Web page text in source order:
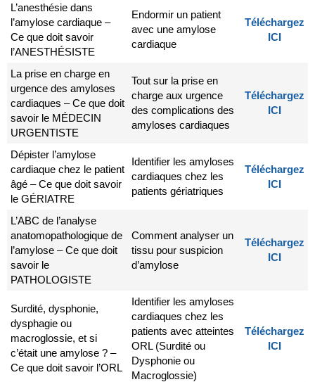
L’anesthésie dans
l’amylose cardiaque –
Ce que doit savoir
l’ANESTHÉSISTE
Endormir un patient
avec une amylose
cardiaque
Téléchargez
ICI
La prise en charge en
urgence des amyloses
cardiaques – Ce que doit
savoir le MÉDECIN
URGENTISTE
Tout sur la prise en
charge aux urgence
des complications des
amyloses cardiaques
Téléchargez
ICI
Dépister l’amylose
cardiaque chez le patient
âgé – Ce que doit savoir
le GÉRIATRE
Identifier les amyloses
cardiaques chez les
patients gériatriques
Téléchargez
ICI
L’ABC de l’analyse
anatomopathologique de
l’amylose – Ce que doit
savoir le
PATHOLOGISTE
Comment analyser un
tissu pour suspicion
d’amylose
Téléchargez
ICI
Surdité, dysphonie,
dysphagie ou
macroglossie, et si
c’était une amylose ? –
Ce que doit savoir l’ORL
Identifier les amyloses
cardiaques chez les
patients avec atteintes
ORL (Surdité ou
Dysphonie ou
Macroglossie)
Téléchargez
ICI